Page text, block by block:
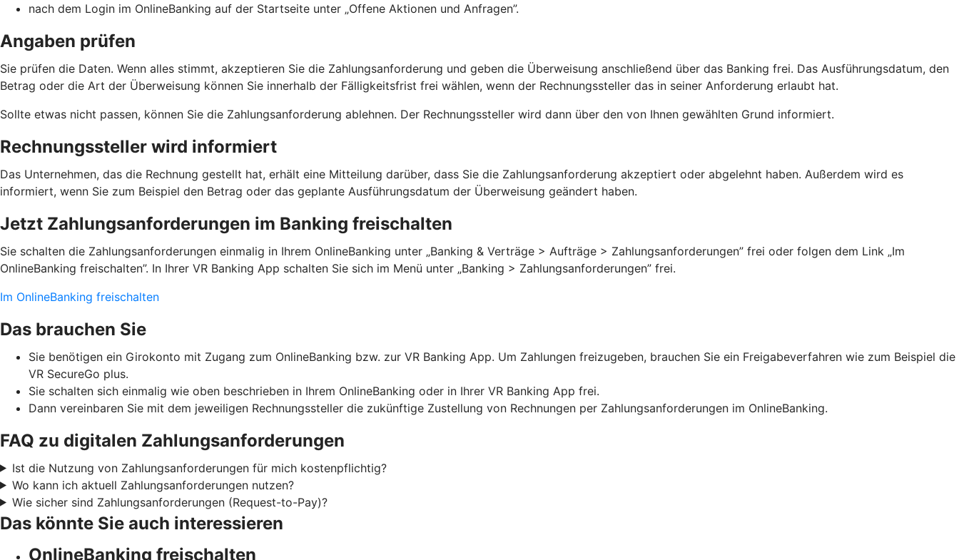
nach dem Login im OnlineBanking auf der Startseite unter „Offene Aktionen und Anfragen”.
Angaben prüfen
Sie prüfen die Daten. Wenn alles stimmt, akzeptieren Sie die Zahlungsanforderung und geben die Überweisung anschließend über das Banking frei. Das Ausführungsdatum, den
Betrag oder die Art der Überweisung können Sie innerhalb der Fälligkeitsfrist frei wählen, wenn der Rechnungssteller das in seiner Anforderung erlaubt hat.
Sollte etwas nicht passen, können Sie die Zahlungsanforderung ablehnen. Der Rechnungssteller wird dann über den von Ihnen gewählten Grund informiert.
Rechnungssteller wird informiert
Das Unternehmen, das die Rechnung gestellt hat, erhält eine Mitteilung darüber, dass Sie die Zahlungsanforderung akzeptiert oder abgelehnt haben. Außerdem wird es
informiert, wenn Sie zum Beispiel den Betrag oder das geplante Ausführungsdatum der Überweisung geändert haben.
Jetzt Zahlungsanforderungen im Banking freischalten
Sie schalten die Zahlungsanforderungen einmalig in Ihrem OnlineBanking unter „Banking & Verträge > Aufträge > Zahlungsanforderungen”­ frei oder folgen dem Link „Im
OnlineBanking freischalten”. In Ihrer VR Banking App schalten Sie sich im Menü unter „Banking > Zahlungsanforderungen” frei.
Im OnlineBanking freischalten
Das brauchen Sie
Sie benötigen ein Girokonto mit Zugang zum OnlineBanking bzw. zur VR Banking App. Um Zahlungen freizugeben, brauchen Sie ein Freigabeverfahren wie zum Beispiel die
VR SecureGo plus.
Sie schalten sich einmalig wie oben beschrieben in Ihrem OnlineBanking oder in Ihrer VR Banking App frei.
Dann vereinbaren Sie mit dem jeweiligen Rechnungssteller die zukünftige Zustellung von Rechnungen per Zahlungsanforderungen im OnlineBanking.
FAQ zu digitalen Zahlungsanforderungen
Ist die Nutzung von Zahlungsanforderungen für mich kostenpflichtig?
Wo kann ich aktuell Zahlungsanforderungen nutzen?
Wie sicher sind Zahlungsanforderungen (Request-to-Pay)?
Das könnte Sie auch interessieren
OnlineBanking freischalten